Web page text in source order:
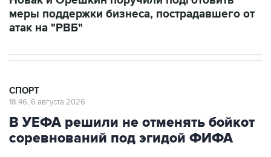
меры поддержки бизнеса, пострадавшего от
атак на "РВБ"
СПОРТ
18:46, 6 августа 2026
В УЕФА решили не отменять бойкот
соревнований под эгидой ФИФА